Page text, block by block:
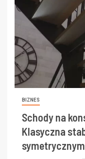
BIZNES
Schody na
Klasyczna